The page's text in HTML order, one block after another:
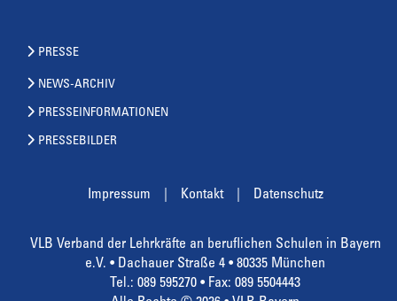
PRESSE
NEWS-ARCHIV
PRESSEINFORMATIONEN
PRESSEBILDER
Impressum Kontakt Datenschutz
VLB Verband der Lehrkräfte an beruflichen Schulen in Bayern
e.V. • Dachauer Straße 4 • 80335 München
Tel.: 089 595270 • Fax: 089 5504443